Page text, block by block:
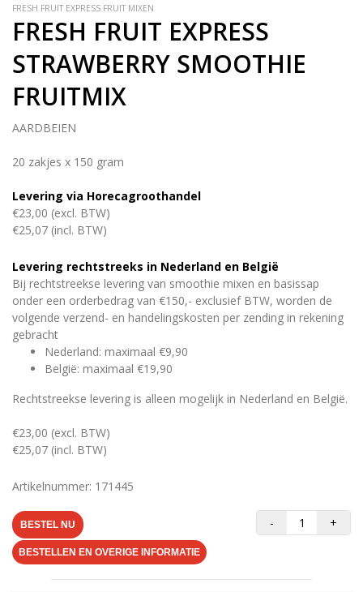
FRESH FRUIT EXPRESS FRUIT MIXEN
FRESH FRUIT EXPRESS
STRAWBERRY SMOOTHIE
FRUITMIX
AARDBEIEN
20 zakjes x 150 gram
Levering via Horecagroothandel
€23,00 (excl. BTW)
€25,07 (incl. BTW)
Levering rechtstreeks in Nederland en België
Bij rechtstreekse levering van smoothie mixen en basissap
onder een orderbedrag van €150,- exclusief BTW, worden de
volgende verzend- en handelingskosten per zending in rekening
gebracht
Nederland: maximaal €9,90
België: maximaal €19,90
Rechtstreekse levering is alleen mogelijk in Nederland en België.
€23,00 (excl. BTW)
€25,07 (incl. BTW)
Artikelnummer: 171445
BESTEL NU - +
BESTELLEN EN OVERIGE INFORMATIE